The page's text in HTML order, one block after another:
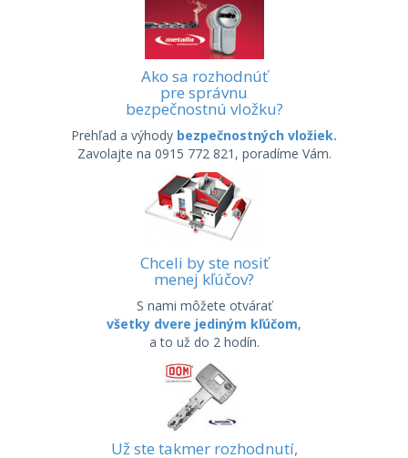
Ako sa rozhodnúť
pre správnu
bezpečnostnú vložku?
Prehľad a výhody bezpečnostných vložiek.
Zavolajte na 0915 772 821, poradíme Vám.
Chceli by ste nosiť
menej kľúčov?
S nami môžete otvárať
všetky dvere jediným kľúčom,
a to už do 2 hodín.
Už ste takmer rozhodnutí,